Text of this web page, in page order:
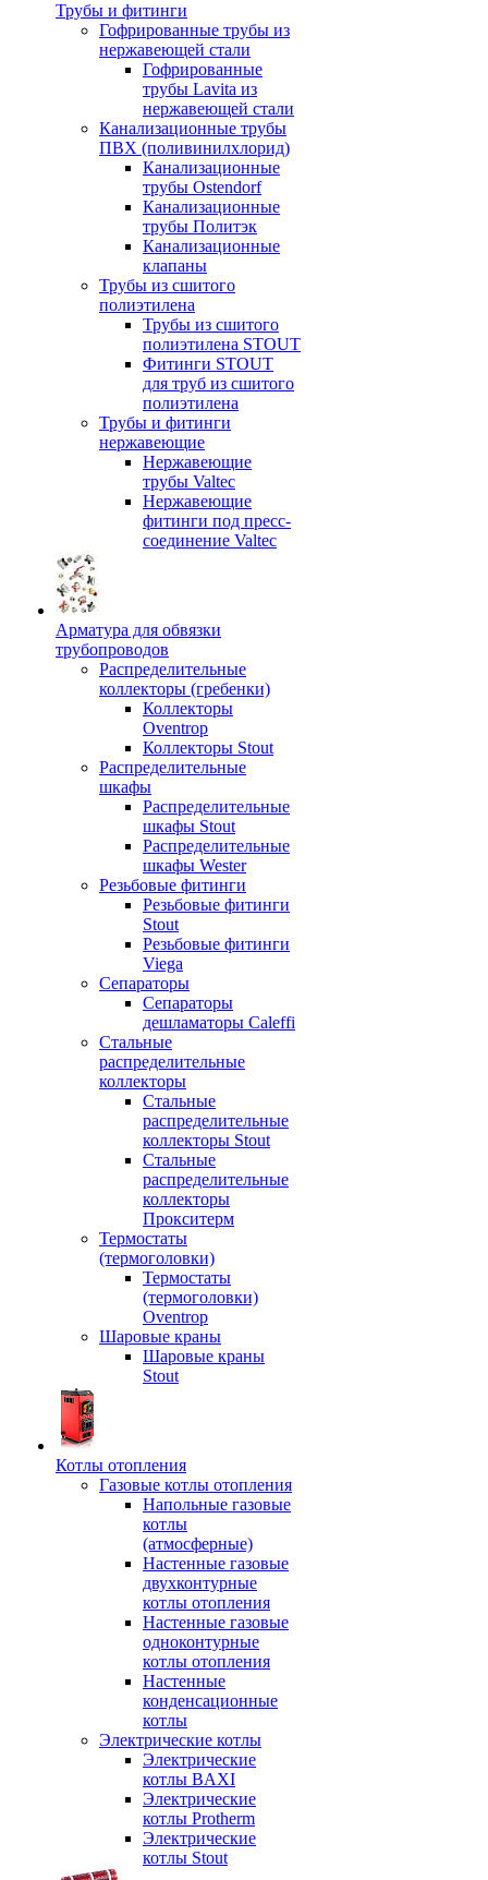
Трубы и фитинги
Гофрированные трубы из
нержавеющей стали
Гофрированные
трубы Lavita из
нержавеющей стали
Канализационные трубы
ПВХ (поливинилхлорид)
Канализационные
трубы Ostendorf
Канализационные
трубы Политэк
Канализационные
клапаны
Трубы из сшитого
полиэтилена
Трубы из сшитого
полиэтилена STOUT
Фитинги STOUT
для труб из сшитого
полиэтилена
Трубы и фитинги
нержавеющие
Нержавеющие
трубы Valtec
Нержавеющие
фитинги под пресс-
соединение Valtec
Арматура для обвязки
трубопроводов
Распределительные
коллекторы (гребенки)
Коллекторы
Oventrop
Коллекторы Stout
Распределительные
шкафы
Распределительные
шкафы Stout
Распределительные
шкафы Wester
Резьбовые фитинги
Резьбовые фитинги
Stout
Резьбовые фитинги
Viega
Сепараторы
Сепараторы
дешламаторы Caleffi
Стальные
распределительные
коллекторы
Стальные
распределительные
коллекторы Stout
Стальные
распределительные
коллекторы
Прокситерм
Термостаты
(термоголовки)
Термостаты
(термоголовки)
Oventrop
Шаровые краны
Шаровые краны
Stout
Котлы отопления
Газовые котлы отопления
Напольные газовые
котлы
(атмосферные)
Настенные газовые
двухконтурные
котлы отопления
Настенные газовые
одноконтурные
котлы отопления
Настенные
конденсационные
котлы
Электрические котлы
Электрические
котлы BAXI
Электрические
котлы Protherm
Электрические
котлы Stout